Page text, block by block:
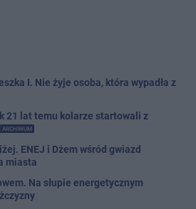
I. Nie żyje osoba, która wypadła z
21 lat temu kolarze startowali z
ARCHIWUM
ENEJ i Dżem wśród gwiazd
miasta
Na słupie energetycznym